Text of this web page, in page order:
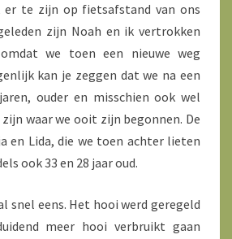
er te zijn op fietsafstand van ons
zijn Noah en ik vertrokken
we toen een nieuwe weg
kan je zeggen dat we na een
ouder en misschien ook wel
waar we ooit zijn begonnen. De
en Lida, die we toen achter lieten
ook 33 en 28 jaar oud.
snel eens. Het hooi werd geregeld
meer hooi verbruikt gaan